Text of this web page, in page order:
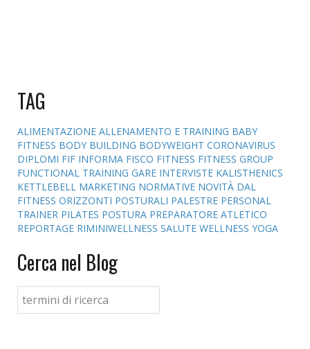
TAG
ALIMENTAZIONE ALLENAMENTO E TRAINING BABY
FITNESS BODY BUILDING BODYWEIGHT CORONAVIRUS
DIPLOMI FIF INFORMA FISCO FITNESS FITNESS GROUP
FUNCTIONAL TRAINING GARE INTERVISTE KALISTHENICS
KETTLEBELL MARKETING NORMATIVE NOVITÀ DAL
FITNESS ORIZZONTI POSTURALI PALESTRE PERSONAL
TRAINER PILATES POSTURA PREPARATORE ATLETICO
REPORTAGE RIMINIWELLNESS SALUTE WELLNESS YOGA
Cerca nel Blog